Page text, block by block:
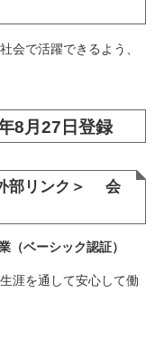
会で活躍できるよう、
8月27日登録
部リンク＞
会
（ベーシック認証）
涯を通して安心して働